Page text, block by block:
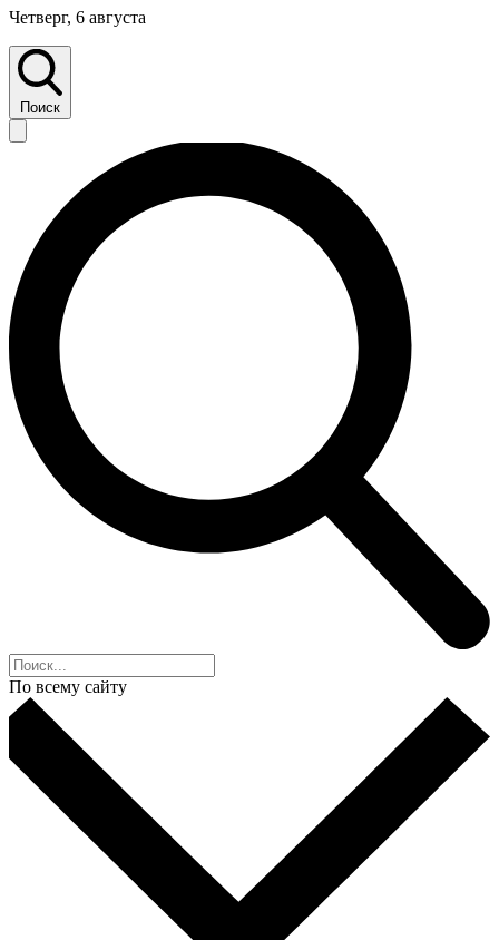
Четверг, 6 августа
Поиск
По всему сайту